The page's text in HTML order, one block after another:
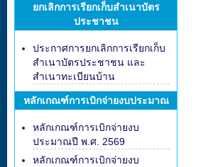
ยกเลิกการเรียกเก็บสำเนาบัตร
ประชาชน
ประกาศการยกเลิกการเรียกเก็บ
สำเนาบัตรประชาชน และ
สำเนาทะเบียนบ้าน
หลักเกณฑ์การเบิกจ่ายงบประมาณ
หลักเกณฑ์การเบิกจ่ายงบ
ประมาณปี พ.ศ. 2569
หลักเกณฑ์การเบิกจ่ายงบ